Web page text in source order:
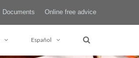
Documents Online free advice
Español